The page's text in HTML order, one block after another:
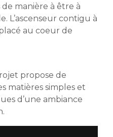
manière à être à
L’ascenseur contigu à
au coeur de
propose de
matières simples et
d’une ambiance